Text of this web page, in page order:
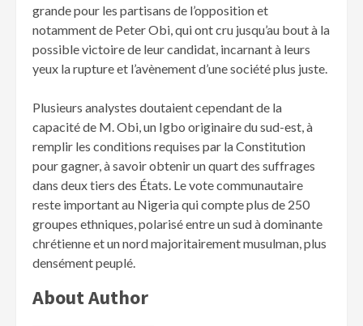
grande pour les partisans de l’opposition et
notamment de Peter Obi, qui ont cru jusqu’au bout à la
possible victoire de leur candidat, incarnant à leurs
yeux la rupture et l’avènement d’une société plus juste.
Plusieurs analystes doutaient cependant de la
capacité de M. Obi, un Igbo originaire du sud-est, à
remplir les conditions requises par la Constitution
pour gagner, à savoir obtenir un quart des suffrages
dans deux tiers des États. Le vote communautaire
reste important au Nigeria qui compte plus de 250
groupes ethniques, polarisé entre un sud à dominante
chrétienne et un nord majoritairement musulman, plus
densément peuplé.
About Author